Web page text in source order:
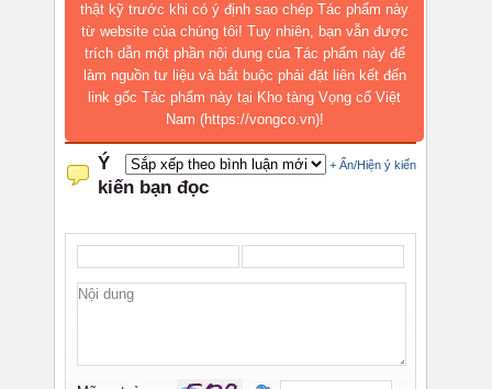
thật kỹ trước khi có ý định sao chép Tác phẩm này
từ website của chúng tôi! Tuy nhiên, bạn vẫn được
trích dẫn một phần nội dung của Tác phẩm này để
làm nguồn tư liệu và bắt buộc phải đặt liên kết đến
link gốc Tác phẩm này tại Kho tàng Vọng cổ Việt
Nam (https://vongco.vn)!